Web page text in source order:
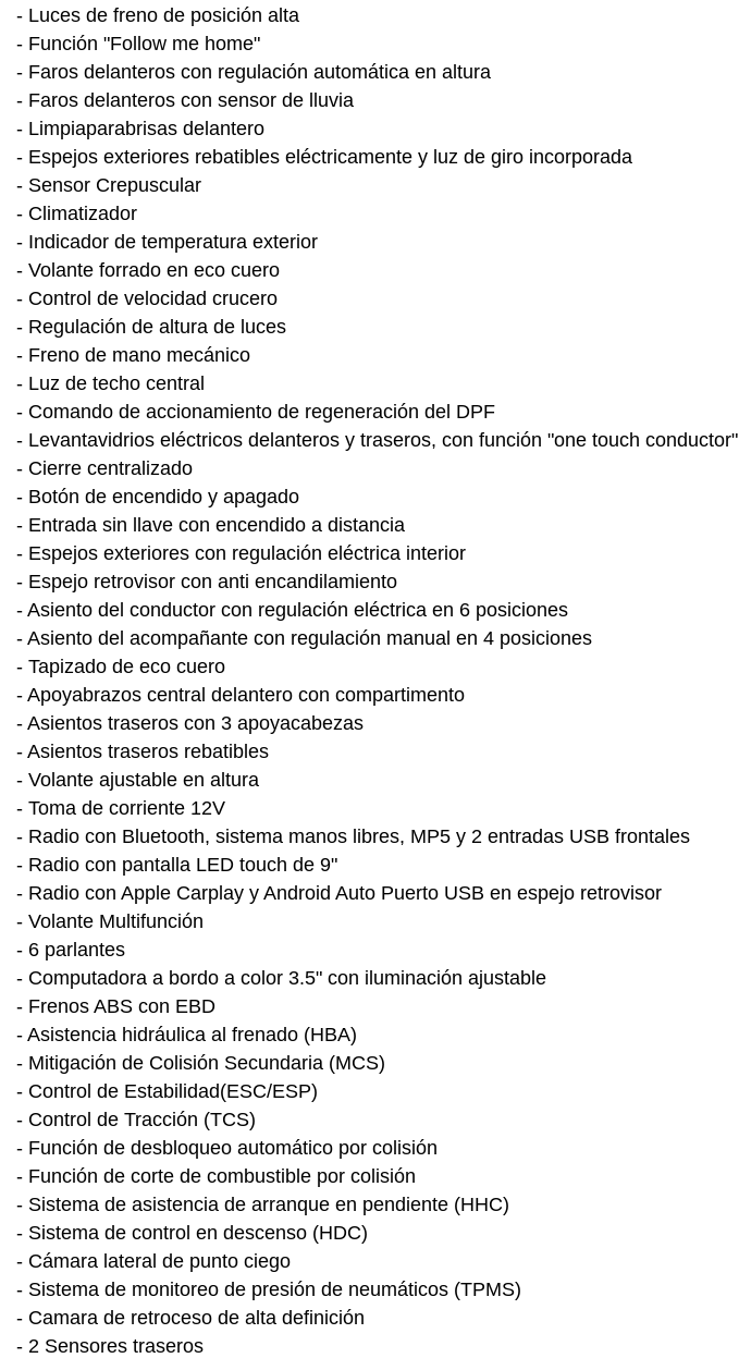
- Luces de freno de posición alta
- Función "Follow me home"
- Faros delanteros con regulación automática en altura
- Faros delanteros con sensor de lluvia
- Limpiaparabrisas delantero
- Espejos exteriores rebatibles eléctricamente y luz de giro incorporada
- Sensor Crepuscular
- Climatizador
- Indicador de temperatura exterior
- Volante forrado en eco cuero
- Control de velocidad crucero
- Regulación de altura de luces
- Freno de mano mecánico
- Luz de techo central
- Comando de accionamiento de regeneración del DPF
- Levantavidrios eléctricos delanteros y traseros, con función "one touch conductor"
- Cierre centralizado
- Botón de encendido y apagado
- Entrada sin llave con encendido a distancia
- Espejos exteriores con regulación eléctrica interior
- Espejo retrovisor con anti encandilamiento
- Asiento del conductor con regulación eléctrica en 6 posiciones
- Asiento del acompañante con regulación manual en 4 posiciones
- Tapizado de eco cuero
- Apoyabrazos central delantero con compartimento
- Asientos traseros con 3 apoyacabezas
- Asientos traseros rebatibles
- Volante ajustable en altura
- Toma de corriente 12V
- Radio con Bluetooth, sistema manos libres, MP5 y 2 entradas USB frontales
- Radio con pantalla LED touch de 9"
- Radio con Apple Carplay y Android Auto Puerto USB en espejo retrovisor
- Volante Multifunción
- 6 parlantes
- Computadora a bordo a color 3.5" con iluminación ajustable
- Frenos ABS con EBD
- Asistencia hidráulica al frenado (HBA)
- Mitigación de Colisión Secundaria (MCS)
- Control de Estabilidad(ESC/ESP)
- Control de Tracción (TCS)
- Función de desbloqueo automático por colisión
- Función de corte de combustible por colisión
- Sistema de asistencia de arranque en pendiente (HHC)
- Sistema de control en descenso (HDC)
- Cámara lateral de punto ciego
- Sistema de monitoreo de presión de neumáticos (TPMS)
- Camara de retroceso de alta definición
- 2 Sensores traseros